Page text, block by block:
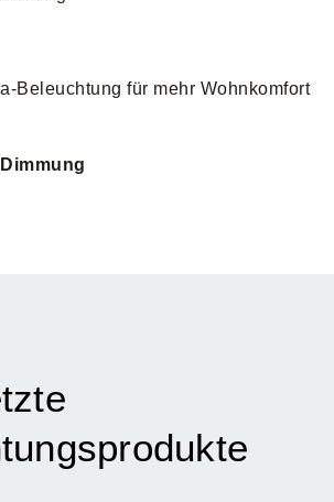
Beleuchtung für mehr Wohnkomfort